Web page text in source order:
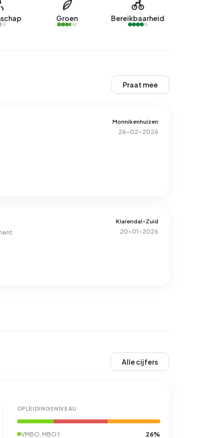
Groen Bereikbaarheid
Praat mee
Monnikenhuizen
26-02-2026
Klarendal-Zuid
20-01-2026
Alle cijfers
OPLEIDINGSNIVEAU
VMBO, MBO 1 26%